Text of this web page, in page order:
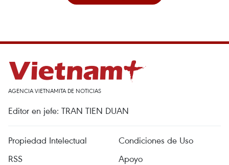
AGENCIA VIETNAMITA DE NOTICIAS
Editor en jefe: TRAN TIEN DUAN
Propiedad Intelectual
Condiciones de Uso
RSS
Apoyo